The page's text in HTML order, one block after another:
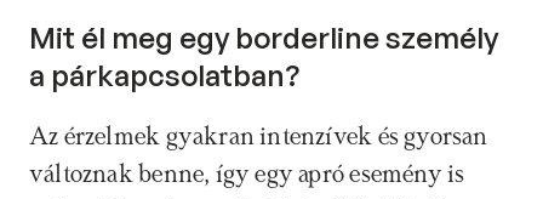
Mit él meg egy borderline személy
a párkapcsolatban?
Az érzelmek gyakran intenzívek és gyorsan